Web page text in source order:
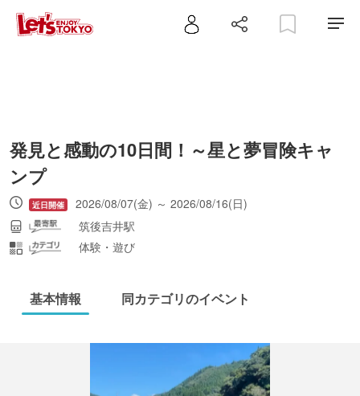
発見と感動の10日間！～星と夢冒険キャ
ンプ
2026/08/07(金) ～ 2026/08/16(日)
筑後吉井駅
体験・遊び
基本情報 同カテゴリのイベント